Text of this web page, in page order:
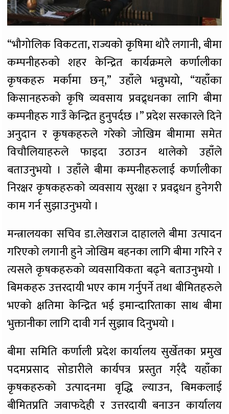
“भौगोलिक विकटता, राज्यको कृषिमा थोरै लगानी, बीमा
कम्पनीहरुको शहर केन्द्रित कार्यक्रमले कर्णालीका
कृषकहरु मर्कामा छन्,” उहाँले भन्नुभयो, “यहाँका
किसानहरुको कृषि व्यवसाय प्रवद्र्धनका लागि बीमा
कम्पनीहरु गाउँ केन्द्रित हुनुपर्दछ ।” प्रदेश सरकारले दिने
अनुदान र कृषकहरुले गरेको जोखिम बीमामा समेत
विचौलियाहरुले फाइदा उठाउन थालेको उहाँले
बताउनुभयो । उहाँले बीमा कम्पनीहरुलाई कर्णालीका
निरक्षर कृषकहरुको व्यवसाय सुरक्षा र प्रवद्र्धन हुनेगरी
काम गर्न सुझाउनुभयो ।
मन्त्रालयका सचिव डा.लेखराज दाहालले बीमा उत्पादन
गरिएको लगानी हुने जोखिम बहनका लागि बीमा गरिने र
त्यसले कृषकहरुको व्यवसायिकता बढ्ने बताउनुभयो ।
बिमकहरु उत्तरदायी भएर काम गर्नुपर्ने तथा बीमितहरुले
भएको क्षतिमा केन्द्रित भई इमान्दारिताका साथ बीमा
भुक्तानीका लागि दावी गर्न सुझाव दिनुभयो ।
बीमा समिति कर्णाली प्रदेश कार्यालय सुर्खेतका प्रमुख
पदमप्रसाद सोडारीले कार्यपत्र प्रस्तुत गर्र्दै यहाँका
कृषकहरुको उत्पादनमा वृद्धि ल्याउन, बिमकलाई
बीमितप्रति जवाफदेही र उत्तरदायी बनाउन कार्यालय